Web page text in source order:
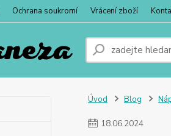
Ochrana soukromí Vrácení zboží
Úvod Blog
18.06.2024